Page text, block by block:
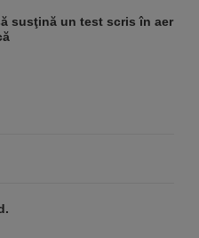
susţină un test scris în aer